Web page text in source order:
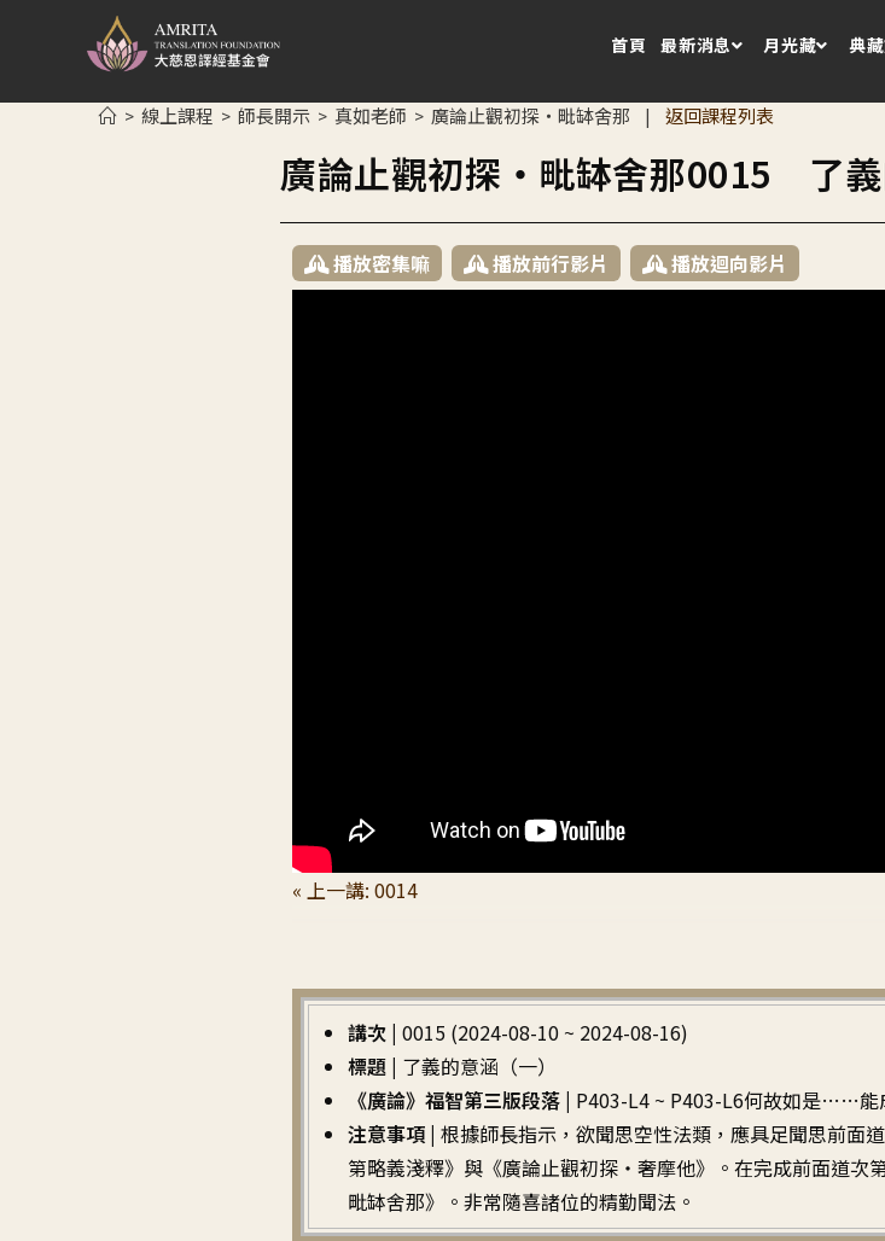
首頁 最新消息 月光藏 典
> 線上課程 > 師長開示 > 真如老師 > 廣論止觀初探・毗缽舍那 | 返回課程列表
廣論止觀初探・毗缽舍那0015 了義
播放密集嘛 播放前行影片 播放迴向影片
« 上一講: 0014
講次 | 0015 (2024-08-10 ~ 2024-08-16)
標題 | 了義的意涵（一）
《廣論》福智第三版段落 | P403-L4 ~ P403-L6何故如是……能
注意事項 | 根據師長指示，欲聞思空性法類，應具足聞思前面
第略義淺釋》與《廣論止觀初探・奢摩他》。在完成前面道次
毗缽舍那》。非常隨喜諸位的精勤聞法。